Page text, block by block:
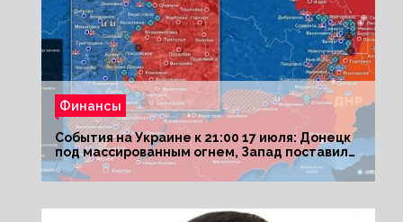
Финансы
События на Украине к 21:00 17 июля: Донецк
под массированным огнем, Запад поставил
Киеву ультиматум